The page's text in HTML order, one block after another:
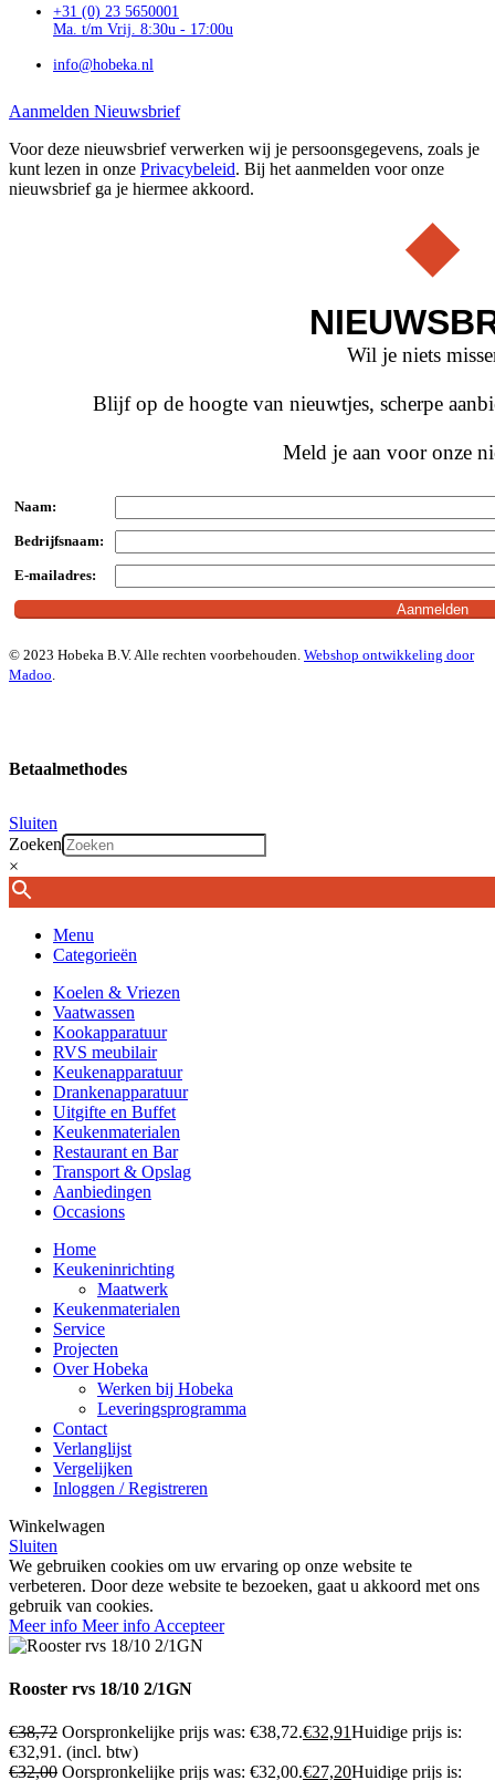
+31 (0) 23 5650001
Ma. t/m Vrij. 8:30u - 17:00u
info@hobeka.nl
Aanmelden Nieuwsbrief
Voor deze nieuwsbrief verwerken wij je persoonsgegevens, zoals je
kunt lezen in onze Privacybeleid. Bij het aanmelden voor onze
nieuwsbrief ga je hiermee akkoord.
Wil je niets
Blijf op de hoogte van nieuwtjes, scherpe
Meld je aan voor onze
Naam:
Bedrijfsnaam:
E-mailadres:
© 2023 Hobeka B.V. Alle rechten voorbehouden. Webshop ontwikkeling door
Madoo.
Betaalmethodes
Sluiten
Zoeken
×
Menu
Categorieën
Koelen & Vriezen
Vaatwassen
Kookapparatuur
RVS meubilair
Keukenapparatuur
Drankenapparatuur
Uitgifte en Buffet
Keukenmaterialen
Restaurant en Bar
Transport & Opslag
Aanbiedingen
Occasions
Home
Keukeninrichting
Maatwerk
Keukenmaterialen
Service
Projecten
Over Hobeka
Werken bij Hobeka
Leveringsprogramma
Contact
Verlanglijst
Vergelijken
Inloggen / Registreren
Winkelwagen
Sluiten
We gebruiken cookies om uw ervaring op onze website te
verbeteren. Door deze website te bezoeken, gaat u akkoord met ons
gebruik van cookies.
Meer info Meer info Accepteer
Rooster rvs 18/10 2/1GN
€38,72 Oorspronkelijke prijs was: €38,72.€32,91Huidige prijs is:
€32,91. (incl. btw)
€32,00 Oorspronkelijke prijs was: €32,00.€27,20Huidige prijs is: